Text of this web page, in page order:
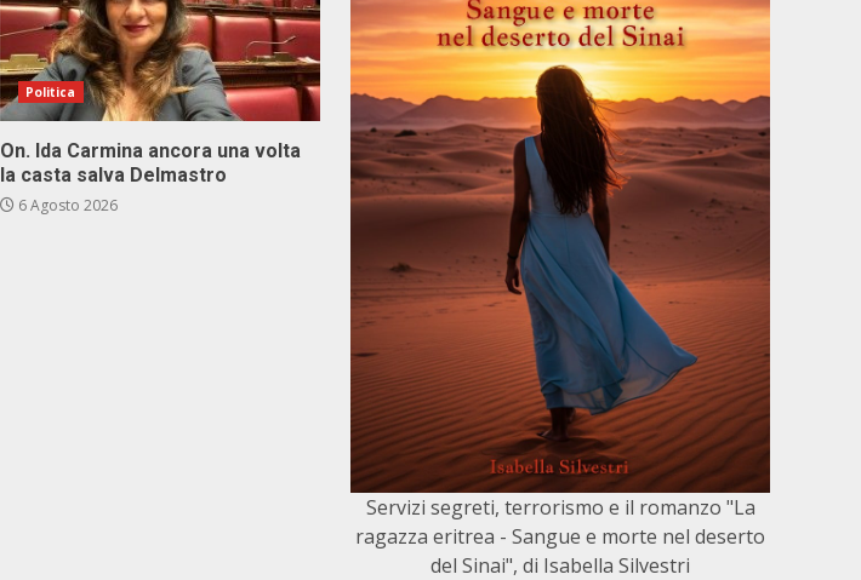
Politica
On. Ida Carmina ancora una volta
la casta salva Delmastro
6 Agosto 2026
Servizi segreti, terrorismo e il romanzo "La
ragazza eritrea - Sangue e morte nel deserto
del Sinai", di Isabella Silvestri